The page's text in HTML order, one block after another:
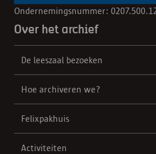
Ondernemingsnummer:
Over het archief
De leeszaal bezoeken
Hoe archiveren we?
Felixpakhuis
Activiteiten